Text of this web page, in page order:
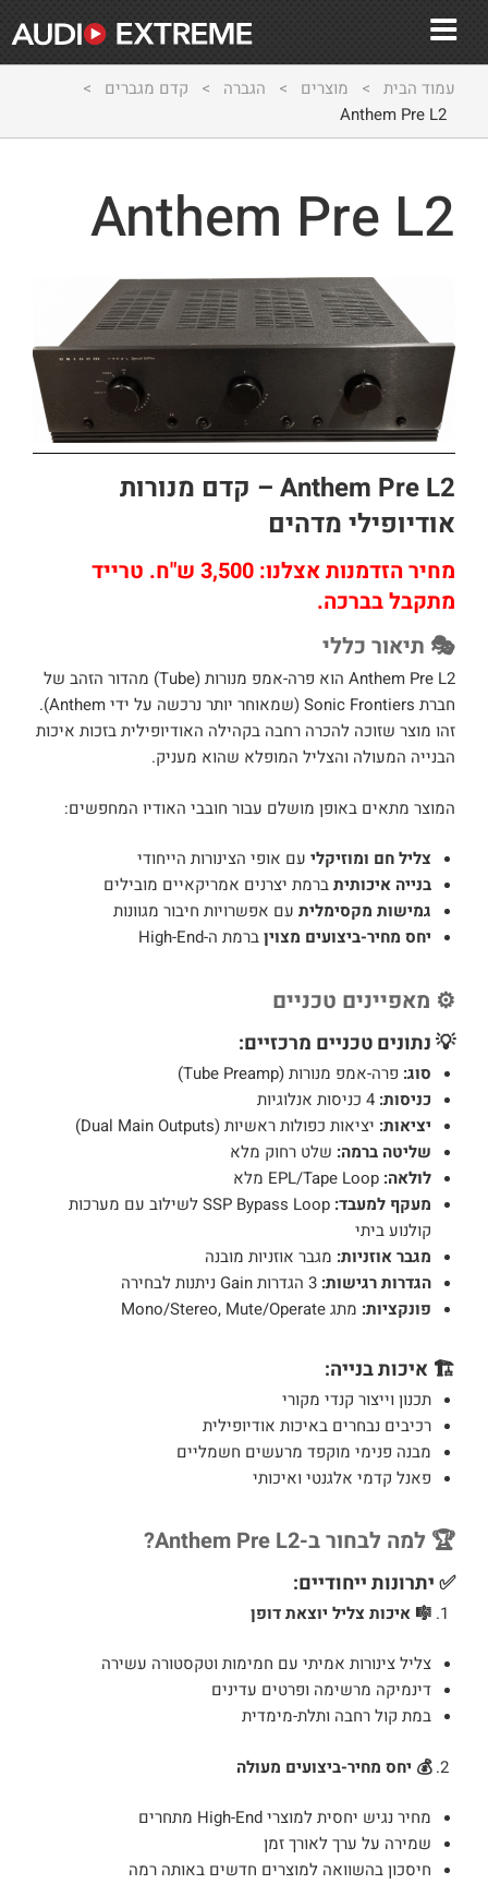
עמוד הבית > מוצרים > הגברה > קדם מגברים >
Anthem Pre L2
Anthem Pre L2
Anthem Pre L2 – קדם מנורות
אודיופילי מדהים
מחיר הזדמנות אצלנו: 3,500 ש"ח. טרייד
מתקבל בברכה.
🎭 תיאור כללי
Anthem Pre L2 הוא פרה-אמפ מנורות (Tube) מהדור הזהב של
חברת Sonic Frontiers (שמאוחר יותר נרכשה על ידי Anthem).
זהו מוצר שזוכה להכרה רחבה בקהילה האודיופילית בזכות איכות
הבנייה המעולה והצליל המופלא שהוא מעניק.
המוצר מתאים באופן מושלם עבור חובבי האודיו המחפשים:
צליל חם ומוזיקלי עם אופי הצינורות הייחודי
בנייה איכותיתברמת יצרנים אמריקאיים מובילים
גמישות מקסימלית עם אפשרויות חיבור מגוונות
יחס מחיר-ביצועים מצויןברמת ה-High-End
⚙️ מאפיינים טכניים
💡 נתונים טכניים מרכזיים:
סוג: פרה-אמפ מנורות (Tube Preamp)
כניסות: 4 כניסות אנלוגיות
יציאות: יציאות כפולות ראשיות (Dual Main Outputs)
שליטה ברמה: שלט רחוק מלא
לולאה: EPL/Tape Loop מלא
מעקף למעבד:
SSP Bypass Loop לשילוב עם מערכות
קולנוע ביתי
מגבר אוזניות: מגבר אוזניות מובנה
הגדרות רגישות: 3 הגדרות Gain ניתנות לבחירה
פונקציות: מתג Mono/Stereo, Mute/Operate
🏗️ איכות בנייה:
תכנון וייצור קנדי מקורי
רכיבים נבחרים באיכות אודיופילית
מבנה פנימי מוקפד מרעשים חשמליים
פאנל קדמי אלגנטי ואיכותי
🏆 למה לבחור ב-Anthem Pre L2?
✅ יתרונות ייחודיים:
🎼 איכות צליל יוצאת דופן
צליל צינורות אמיתי עם חמימות וטקסטורה עשירה
דינמיקה מרשימה ופרטים עדינים
במת קול רחבה ותלת-מימדית
💰 יחס מחיר-ביצועים מעולה
מחיר נגיש יחסית למוצרי High-End מתחרים
שמירה על ערך לאורך זמן
חיסכון בהשוואה למוצרים חדשים באותה רמה